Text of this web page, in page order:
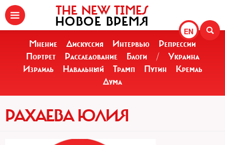
EN
THE NEW TIMES
НОВОЕ ВРЕМЯ
Мнение Дискуссия Интервью
Репрессии
Портрет
Расследование Блоги /
Украина
Израиль
Навальный Трамп Путин
Кремль
Дума
РАХАЕВА ЮЛИЯ